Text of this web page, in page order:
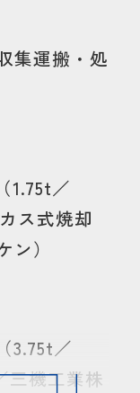
集運搬・処
1.75t／
ス式焼却
）
3.75t／
機工業株